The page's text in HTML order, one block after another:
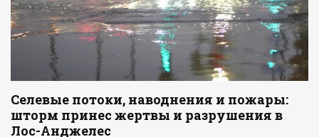
Селевые потоки, наводнения и пожары:
шторм принес жертвы и разрушения в
Лос-Анджелес